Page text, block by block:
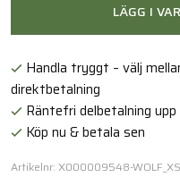
LÄGG I
Handla tryggt – välj
direktbetalning
Räntefri delbetalning
Köp nu & betala sen
Artikelnr: X000009548-WOLF_XS